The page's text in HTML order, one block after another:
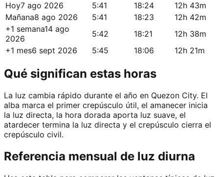
Hoy7 ago 2026 5:41 18:24
12h 43m
Mañana8 ago 2026 5:41 18:23
12h 42m
+1 semana14 ago
2026
5:42 18:21
12h 38m
+1 mes6 sept 2026 5:45 18:06 12h 21m
Qué significan estas horas
La luz cambia rápido durante el año en Quezon City. El
alba marca el primer crepúsculo útil, el amanecer inicia
la luz directa, la hora dorada aporta luz suave, el
atardecer termina la luz directa y el crepúsculo cierra el
crepúsculo civil.
Referencia mensual de luz diurna